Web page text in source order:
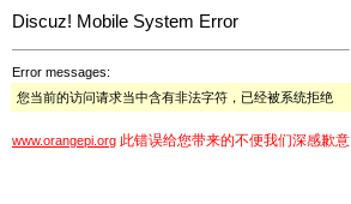
Discuz! Mobile System Error
Error messages:
您当前的访问请求当中含有非法字符，已经被系统拒绝
www.orangepi.org 此错误给您带来的不便我们深感歉意